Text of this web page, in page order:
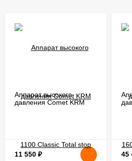
Аппарат высокого
давления Comet KRM
11 550 ₽ 45